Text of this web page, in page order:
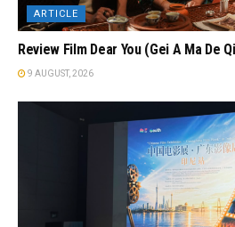
ARTICLE
Review Film Dear You (Gei A Ma De
9 AUGUST, 2026